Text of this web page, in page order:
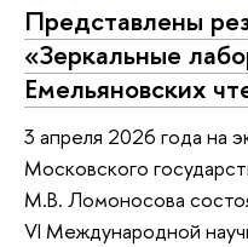
Представлены
«Зеркальные
Емельяновских
3 апреля 2026 года на
Московского
М.В. Ломоносова
VI Международной